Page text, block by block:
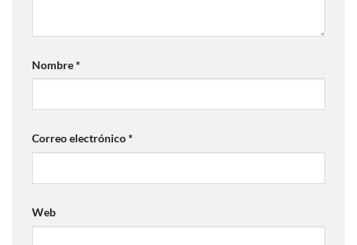
Nombre*
Correo electrónico*
Web